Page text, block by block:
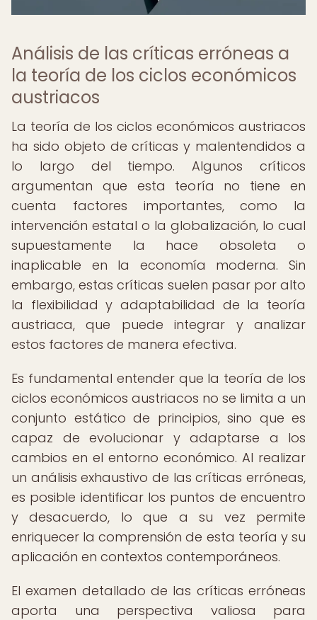
Análisis de las críticas erróneas a
la teoría de los ciclos económicos
austriacos
La teoría de los ciclos económicos austriacos
ha sido objeto de críticas y malentendidos a
lo largo del tiempo. Algunos críticos
argumentan que esta teoría no tiene en
cuenta factores importantes, como la
intervención estatal o la globalización, lo cual
supuestamente la hace obsoleta o
inaplicable en la economía moderna. Sin
embargo, estas críticas suelen pasar por alto
la flexibilidad y adaptabilidad de la teoría
austriaca, que puede integrar y analizar
estos factores de manera efectiva.
Es fundamental entender que la teoría de los
ciclos económicos austriacos no se limita a un
conjunto estático de principios, sino que es
capaz de evolucionar y adaptarse a los
cambios en el entorno económico. Al realizar
un análisis exhaustivo de las críticas erróneas,
es posible identificar los puntos de encuentro
y desacuerdo, lo que a su vez permite
enriquecer la comprensión de esta teoría y su
aplicación en contextos contemporáneos.
El examen detallado de las críticas erróneas
aporta una perspectiva valiosa para